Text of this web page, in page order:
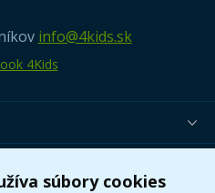
súbory cookies
info@4kids.sk
4Kids